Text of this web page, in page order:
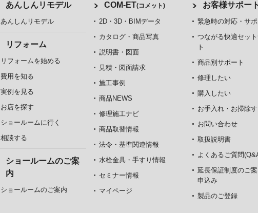
あんしんリモデル
あんしんリモデル
リフォーム
リフォームを始める
費用を知る
実例を見る
お店を探す
ショールームに行く
相談する
ショールームのご案
内
ショールームのご案内
COM-ET(コメット)
2D・3D・BIMデータ
カタログ・商品写真
説明書・図面
見積・図面請求
施工事例
商品NEWS
修理施工ナビ
商品取替情報
法令・基準関連情報
水栓金具・手すり情報
セミナー情報
マイページ
お客様サポート
緊急時の対応・サポ
つながる快適セッ
ト
商品別サポート
修理したい
購入したい
お手入れ・お掃除
お問い合わせ
取扱説明書
よくあるご質問
延長保証制度のご
申込み
製品のご登録